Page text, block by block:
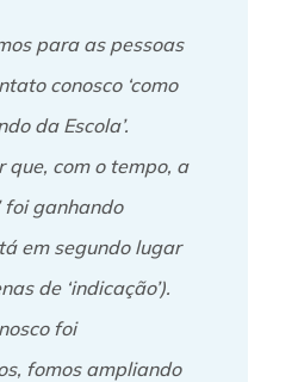
para as pessoas
conosco ‘como
da Escola’.
que, com o tempo, a
foi ganhando
em segundo lugar
de ‘indicação’).
foi
fomos ampliando